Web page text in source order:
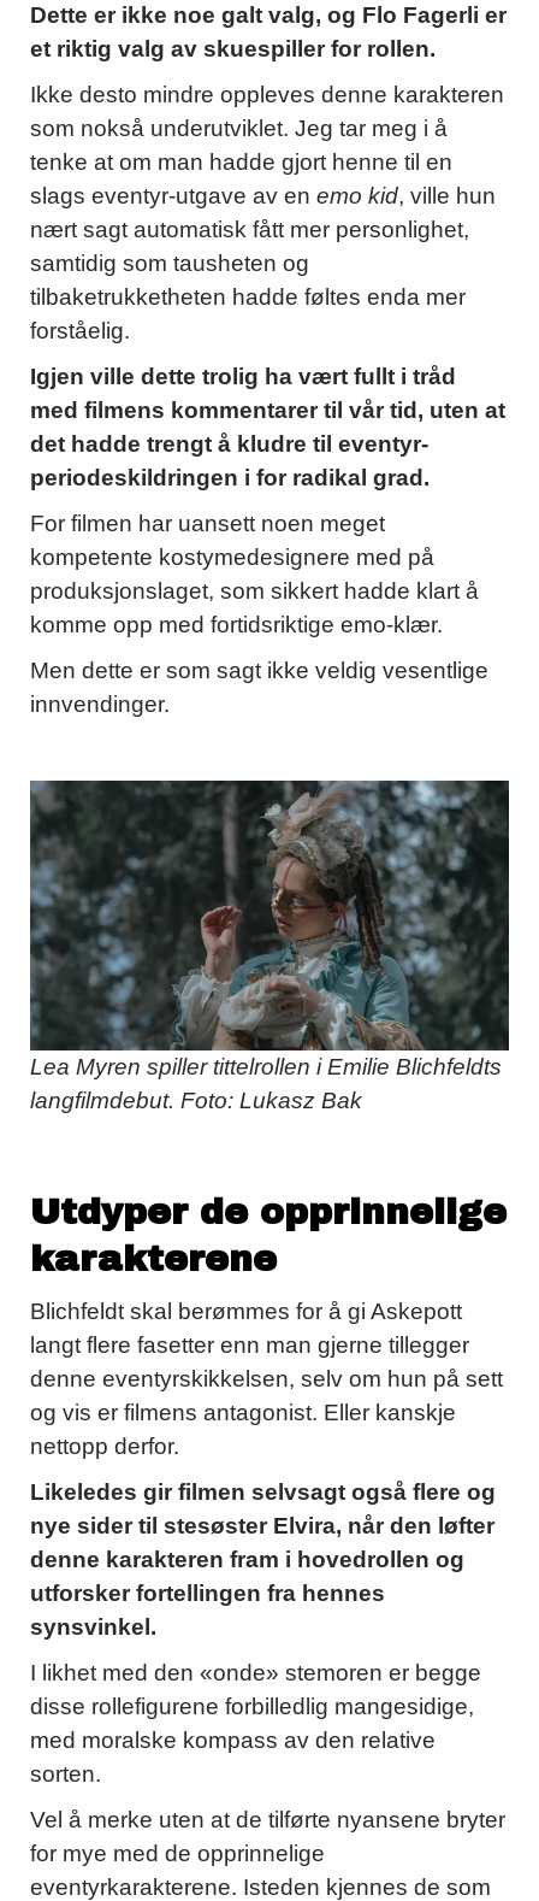
Dette er ikke noe galt valg, og Flo Fagerli er
et riktig valg av skuespiller for rollen.
Ikke desto mindre oppleves denne karakteren
som nokså underutviklet. Jeg tar meg i å
tenke at om man hadde gjort henne til en
slags eventyr-utgave av en emo kid, ville hun
nært sagt automatisk fått mer personlighet,
samtidig som tausheten og
tilbaketrukketheten hadde føltes enda mer
forståelig.
Igjen ville dette trolig ha vært fullt i tråd
med filmens kommentarer til vår tid, uten at
det hadde trengt å kludre til eventyr-
periodeskildringen i for radikal grad.
For filmen har uansett noen meget
kompetente kostymedesignere med på
produksjonslaget, som sikkert hadde klart å
komme opp med fortidsriktige emo-klær.
Men dette er som sagt ikke veldig vesentlige
innvendinger.
Lea Myren spiller tittelrollen i Emilie Blichfeldts
langfilmdebut. Foto: Lukasz Bak
Utdyper de opprinnelige
karakterene
Blichfeldt skal berømmes for å gi Askepott
langt flere fasetter enn man gjerne tillegger
denne eventyrskikkelsen, selv om hun på sett
og vis er filmens antagonist. Eller kanskje
nettopp derfor.
Likeledes gir filmen selvsagt også flere og
nye sider til stesøster Elvira, når den løfter
denne karakteren fram i hovedrollen og
utforsker fortellingen fra hennes
synsvinkel.
I likhet med den «onde» stemoren er begge
disse rollefigurene forbilledlig mangesidige,
med moralske kompass av den relative
sorten.
Vel å merke uten at de tilførte nyansene bryter
for mye med de opprinnelige
eventyrkarakterene. Isteden kjennes de som